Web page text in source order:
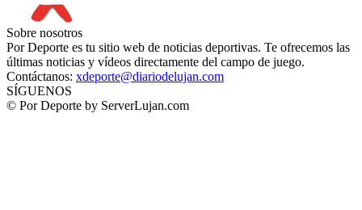
Sobre nosotros
Por Deporte es tu sitio web de noticias deportivas. Te ofrecemos las
últimas noticias y vídeos directamente del campo de juego.
Contáctanos: xdeporte@diariodelujan.com
SÍGUENOS
© Por Deporte by ServerLujan.com